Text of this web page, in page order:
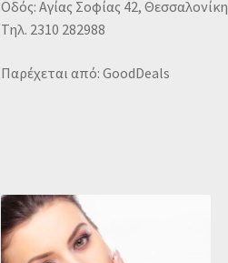
Οδός: Αγίας Σοφίας 42, Θεσσαλονίκη
Τηλ. 2310 282988
Παρέχεται από: GoodDeals